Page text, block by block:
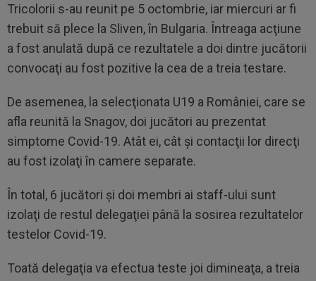
Tricolorii s-au reunit pe 5 octombrie, iar miercuri ar fi
trebuit să plece la Sliven, în Bulgaria. Întreaga acţiune
a fost anulată după ce rezultatele a doi dintre jucătorii
convocaţi au fost pozitive la cea de a treia testare.
De asemenea, la selecţionata U19 a României, care se
afla reunită la Snagov, doi jucători au prezentat
simptome Covid-19. Atât ei, cât şi contacţii lor direcţi
au fost izolaţi în camere separate.
În total, 6 jucători şi doi membri ai staff-ului sunt
izolaţi de restul delegaţiei până la sosirea rezultatelor
testelor Covid-19.
Toată delegaţia va efectua teste joi dimineaţa, a treia